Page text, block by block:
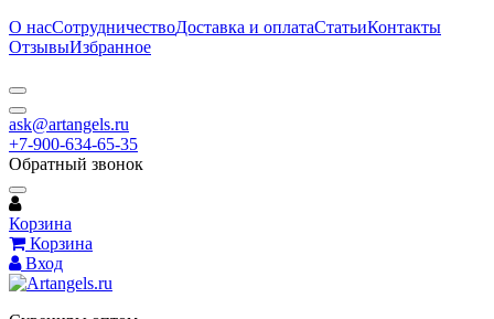
О насСотрудничествоДоставка и оплатаСтатьиКонтакты
ОтзывыИзбранное
ask@artangels.ru
+7-900-634-65-35
Обратный звонок
Корзина
Корзина
Вход